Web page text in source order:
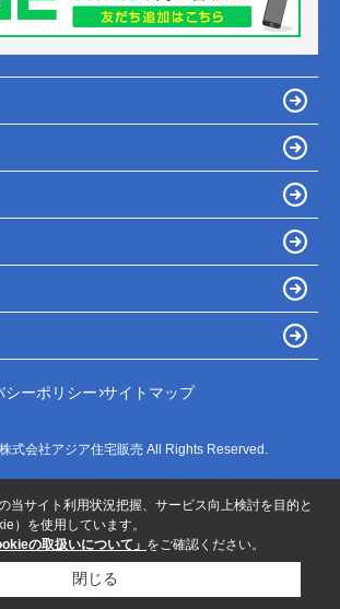
シーポリシー サイトマップ
式会社アジア住宅販売 All Rights Reserved.
当サイト利用状況把握、サービス向上検討を目的と
）を使用しています。
の取扱いについて」 をご確認ください。
閉じる